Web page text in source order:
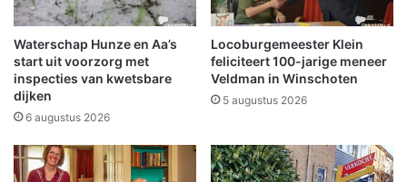
D
o
m
m
e
r
n
g
u
d
e
l
i
j
e
h
Waterschap Hunze en Aa’s
start uit voorzorg met
inspecties van kwetsbare
dijken
6 augustus 2026
Locoburgemeester Klein
feliciteert 100-jarige meneer
Veldman in Winschoten
5 augustus 2026